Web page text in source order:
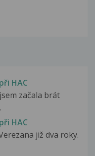
HAC
začala brát
HAC
již dva roky.